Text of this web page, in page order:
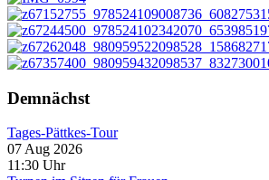
Demnächst
Tages-Pättkes-Tour
07 Aug 2026
11:30 Uhr